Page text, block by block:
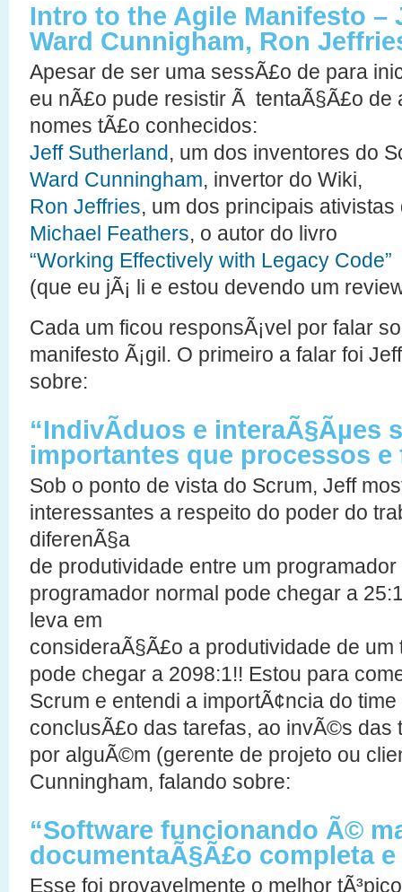
Intro to the Agile Manifesto –
Ward Cunnigham, Ron
Apesar de ser uma sessÃ£o de para
eu nÃ£o pude resistir Ã tentaÃ§Ã£o de
nomes tÃ£o conhecidos:
Jeff Sutherland, um dos inventores do
Ward Cunningham, invertor do Wiki,
Ron Jeffries, um dos principais ativistas
Michael Feathers, o autor do livro
“Working Effectively with Legacy Code”
(que eu jÃ¡ li e estou devendo um
Cada um ficou responsÃ¡vel por falar
manifesto Ã¡gil. O primeiro a falar foi
sobre:
“IndivÃ­duos e interaÃ§Ãµes
importantes que processos e
Sob o ponto de vista do Scrum, Jeff
interessantes a respeito do poder do
diferenÃ§a
de produtividade entre um
programador normal pode chegar a
leva em
consideraÃ§Ã£o a produtividade de
pode chegar a 2098:1!! Estou para
Scrum e entendi a importÃ¢ncia do
conclusÃ£o das tarefas, ao invÃ©s das
por alguÃ©m (gerente de projeto ou
Cunningham, falando sobre:
“Software funcionando Ã©
documentaÃ§Ã£o completa
Esse foi provavelmente o melhor